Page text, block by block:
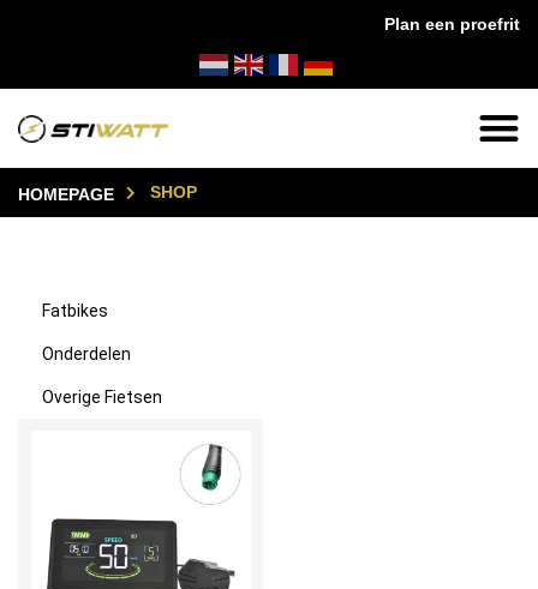
Plan een proefrit
HOMEPAGE SHOP
Fatbikes
Onderdelen
Overige Fietsen